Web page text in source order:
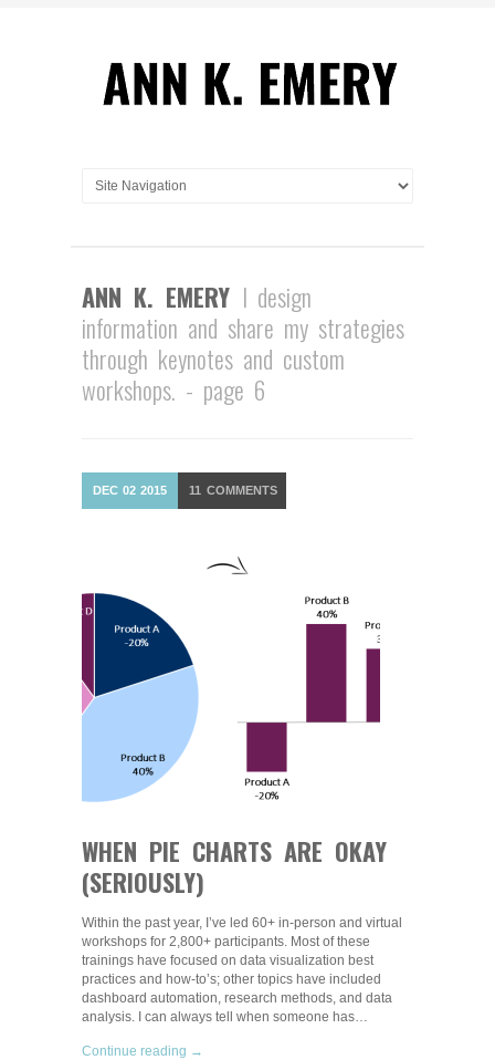
ANN K. EMERY I design
information and share my strategies
through keynotes and custom
workshops. - page 6
DEC 02 2015 11 COMMENTS
WHEN PIE CHARTS ARE OKAY
(SERIOUSLY)
Within the past year, I’ve led 60+ in-person and virtual
workshops for 2,800+ participants. Most of these
trainings have focused on data visualization best
practices and how-to’s; other topics have included
dashboard automation, research methods, and data
analysis. I can always tell when someone has…
Continue reading →